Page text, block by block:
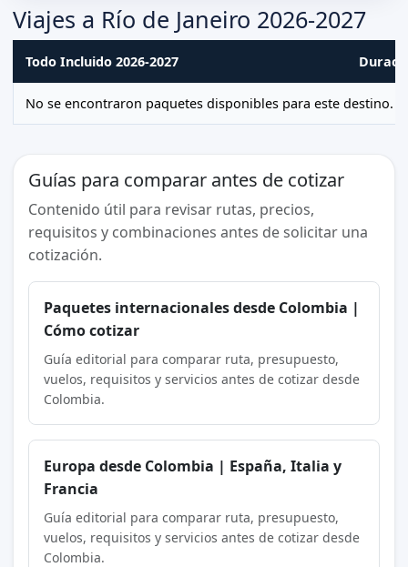
Viajes a Río de Janeiro 2026-2027
Todo Incluido 2026-2027
No se encontraron paquetes disponibles para este destino.
Guías para comparar antes de cotizar
Contenido útil para revisar rutas, precios,
requisitos y combinaciones antes de solicitar una
cotización.
Paquetes internacionales desde Colombia |
Cómo cotizar
Guía editorial para comparar ruta, presupuesto,
vuelos, requisitos y servicios antes de cotizar desde
Colombia.
Europa desde Colombia | España, Italia y
Francia
Guía editorial para comparar ruta, presupuesto,
vuelos, requisitos y servicios antes de cotizar desde
Colombia.